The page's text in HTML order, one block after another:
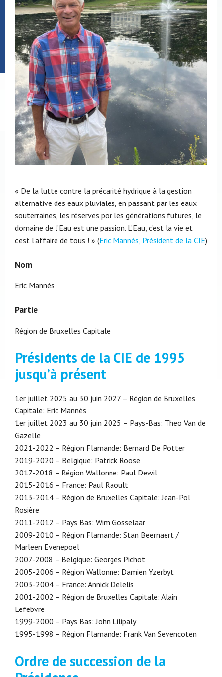
« De la lutte contre la précarité hydrique à la gestion
alternative des eaux pluviales, en passant par les eaux
souterraines, les réserves por les générations futures, le
domaine de l’Eau est une passion. L’Eau, c’est la vie et
c’est l’affaire de tous ! » (Eric Mannès, Président de la CIE)
Nom
Eric Mannès
Partie
Région de Bruxelles Capitale
Présidents de la CIE de 1995
jusqu’à présent
1er juillet 2025 au 30 juin 2027 – Région de Bruxelles
Capitale: Eric Mannès
1er juillet 2023 au 30 juin 2025 – Pays-Bas: Theo Van de
Gazelle
2021-2022 – Région Flamande: Bernard De Potter
2019-2020 – Belgique: Patrick Roose
2017-2018 – Région Wallonne: Paul Dewil
2015-2016 – France: Paul Raoult
2013-2014 – Région de Bruxelles Capitale: Jean-Pol
Rosière
2011-2012 – Pays Bas: Wim Gosselaar
2009-2010 – Région Flamande: Stan Beernaert /
Marleen Evenepoel
2007-2008 – Belgique: Georges Pichot
2005-2006 – Région Wallonne: Damien Yzerbyt
2003-2004 – France: Annick Delelis
2001-2002 – Région de Bruxelles Capitale: Alain
Lefebvre
1999-2000 – Pays Bas: John Lilipaly
1995-1998 – Région Flamande: Frank Van Sevencoten
Ordre de succession de la